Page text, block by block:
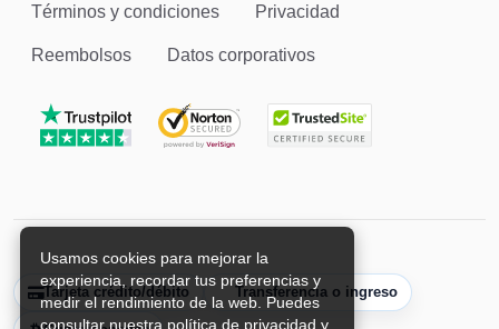
Usamos cookies para mejorar la
experiencia, recordar tus preferencias y
medir el rendimiento de la web. Puedes
consultar nuestra política de privacidad y
Términos y condiciones Privacidad
Reembolsos Datos corporativos
Tarjeta crédito/débito Transferencia o ingreso